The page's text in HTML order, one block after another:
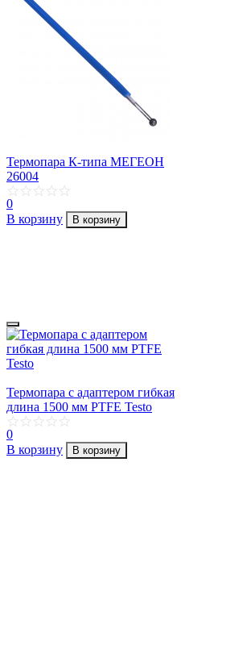
Термопара К-типа МЕГЕОН
26004
0
В корзину
В корзину
Термопара с адаптером гибкая
длина 1500 мм PTFE Testo
0
В корзину
В корзину